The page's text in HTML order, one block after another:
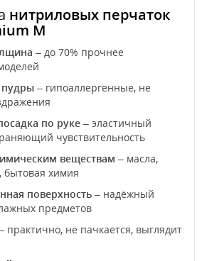
нитриловых перчаток
M
– до 70% прочнее
пудры – гипоаллергенные, не
по руке – эластичный
чувствительность
веществам – масла,
бытовая химия
поверхность – надёжный
предметов
практично, не пачкается, выглядит